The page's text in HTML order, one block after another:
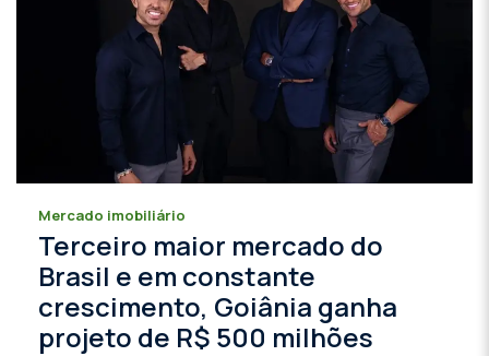
Mercado imobiliário
Terceiro maior mercado do
Brasil e em constante
crescimento, Goiânia ganha
projeto de R$ 500 milhões